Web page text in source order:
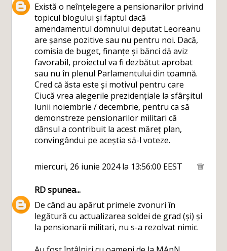
Există o neînțelegere a pensionarilor privind
topicul blogului și faptul dacă
amendamentul domnului deputat Leoreanu
are șanse pozitive sau nu pentru noi. Dacă,
comisia de buget, finanțe și bănci dă aviz
favorabil, proiectul va fi dezbătut aprobat
sau nu în plenul Parlamentului din toamnă.
Cred că ăsta este și motivul pentru care
Ciucă vrea alegerile prezidențiale la sfârșitul
lunii noiembrie / decembrie, pentru ca să
demonstreze pensionarilor militari că
dânsul a contribuit la acest măreț plan,
convingândui pe aceștia să-l voteze.
miercuri, 26 iunie 2024 la 13:56:00 EEST
RDspunea...
De când au apărut primele zvonuri în
legătură cu actualizarea soldei de grad (și) și
la pensionarii militari, nu s-a rezolvat nimic.